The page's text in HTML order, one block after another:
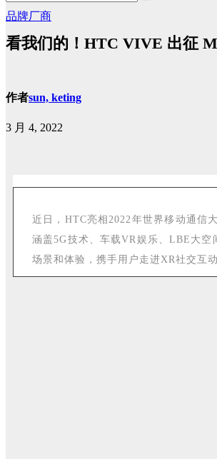
品牌厂商
看我们的！HTC VIVE 出征
作者sun, keting
3 月 4, 2022
近日，HTC亮相2022年世界移动通信
涵盖5G技术、车载VR娱乐、LBE大
场景和体验，携手用户走进XR社交互动